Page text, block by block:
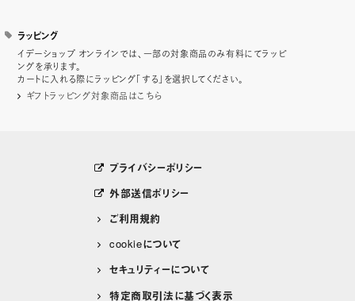
ラッピング
イデーショップ オンラインでは、一部の対象商品のみ有料にてラッピ
ングを承ります。
カートに入れる際にラッピング「する」を選択してください。
ギフトラッピング対象商品はこちら
プライバシーポリシー
外部送信ポリシー
ご利用規約
cookieについて
セキュリティーについて
特定商取引法に基づく表示